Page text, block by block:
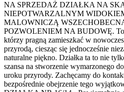
NA SPRZEDAŻ DZIAŁKA NA
NIEPOTWARZALNYM
MALOWNICZĄ
POZWOLENIEM NA BUDOWĘ. To
którzy pragną zamieszkać w
przyrodą, ciesząc się jednocześnie
naturalne piękno. Działka ta to nie
szansa na stworzenie wymarzonego
uroku przyrody. Zachęcamy do
bezpośrednie obejrzenie tego